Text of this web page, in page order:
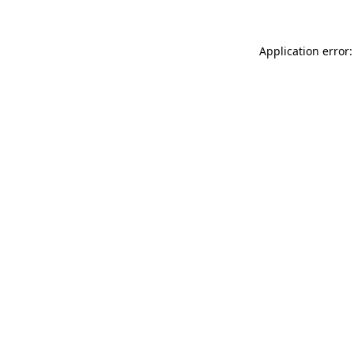
Application